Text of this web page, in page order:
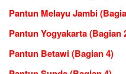
Pantun Melayu Jambi
Pantun Yogyakarta (Bagian
Pantun Betawi (Bagian 4)